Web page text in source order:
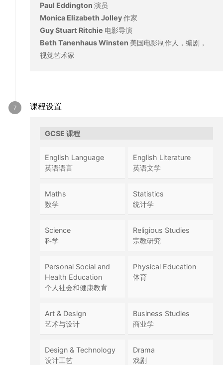
Paul Eddington演员
Monica Elizabeth Jolley作家
Guy Stuart Ritchie 电影导演
Beth Tanenhaus Winsten 美国电影制作人，编剧，
视觉艺术家
课程设置
GCSE 课程
English Language
英语语言
English Literature
英语文学
Maths
数学
Statistics
统计学
Science
科学
Religious Studies
宗教研究
Personal Social and
Health Education
个人社会和健康教育
Physical Education
体育
Art & Design
艺术与设计
Business Studies
商业学
Design & Technology
设计工艺
Drama
戏剧